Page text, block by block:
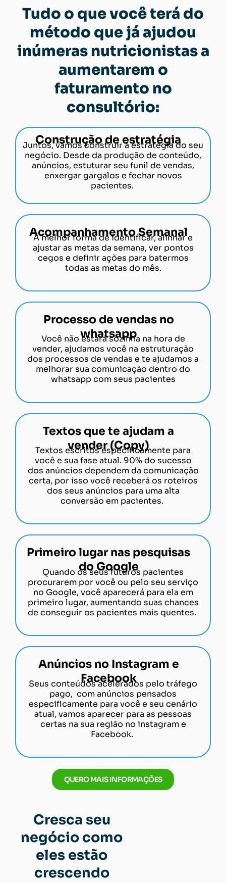
Tudo o que você terá do
método que já ajudou
inúmeras nutricionistas a
aumentarem o
faturamento no
consultório:
Construção de estratégia
Juntos, vamos construir a estratégia do seu
negócio. Desde da produção de conteúdo,
anúncios, estuturar seu funil de vendas,
enxergar gargalos e fechar novos
pacientes.
Acompanhamento Semanal
A melhor forma de identificar, alinhar e
ajustar as metas da semana, ver pontos
cegos e definir ações para batermos
todas as metas do mês.
Processo de vendas no
whatsapp
Você não estará sozinha na hora de
vender, ajudamos você na estruturação
dos processos de vendas e te ajudamos a
melhorar sua comunicação dentro do
whatsapp com seus pacientes
Textos que te ajudam a
vender (Copy)
Textos escritos especificamente para
você e sua fase atual. 90% do sucesso
dos anúncios dependem da comunicação
certa, por isso você receberá os roteiros
dos seus anúncios para uma alta
conversão em pacientes.
Primeiro lugar nas pesquisas
do Google
Quando os seus futuros pacientes
procurarem por você ou pelo seu serviço
no Google, você aparecerá para ela em
primeiro lugar, aumentando suas chances
de conseguir os pacientes mais quentes.
Anúncios no Instagram e
Facebook
Seus conteúdos acelerados pelo tráfego
pago, com anúncios pensados
especificamente para você e seu cenário
atual, vamos aparecer para as pessoas
certas na sua região no instagram e
Facebook.
QUERO MAIS INFORMAÇÕES
Cresca seu
negócio como
eles estão
crescendo